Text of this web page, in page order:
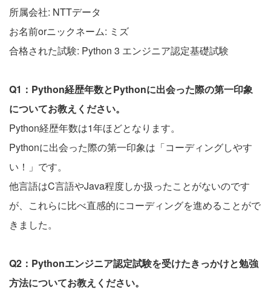
所属会社: NTTデータ
お名前orニックネーム: ミズ
合格された試験: Python 3 エンジニア認定基礎試験
Q1：Python経歴年数とPythonに出会った際の第一印象
についてお教えください。
Python経歴年数は1年ほどとなります。
Pythonに出会った際の第一印象は「コーディングしやす
い！」です。
他言語はC言語やJava程度しか扱ったことがないのです
が、これらに比べ直感的にコーディングを進めることがで
きました。
Q2：Pythonエンジニア認定試験を受けたきっかけと勉強
方法についてお教えください。